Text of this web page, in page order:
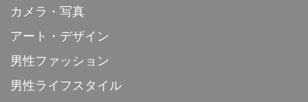
カメラ・写真
アート・デザイン
男性ファッション
男性ライフスタイル